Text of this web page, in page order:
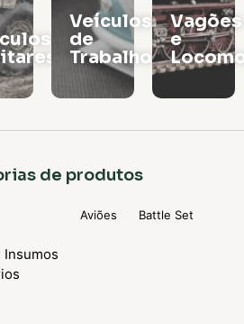
Veículos
de
Trabalho
Vagões
e
de produtos
Insumos
Aviões Battle Set